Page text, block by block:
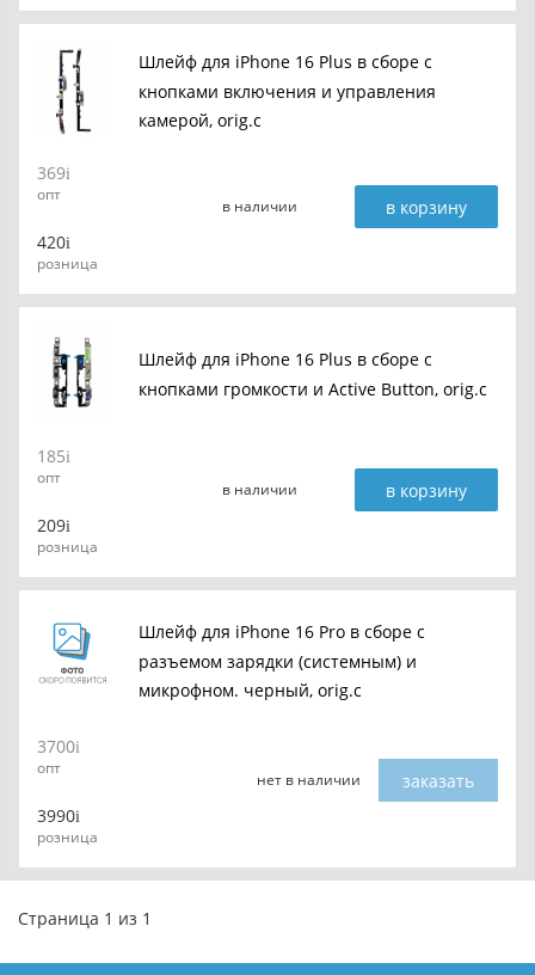
Шлейф для iPhone 16 Plus в сборе c
кнопками включения и управления
камерой, orig.c
369
опт
420
розница
в наличии в корзину
Шлейф для iPhone 16 Plus в сборе c
кнопками громкости и Active Button, orig.c
185
опт
209
розница
в наличии в корзину
Шлейф для iPhone 16 Pro в сборе c
разъемом зарядки (системным) и
микрофном. черный, orig.c
3700
опт
3990
розница
нет в наличии заказать
Страница 1 из 1